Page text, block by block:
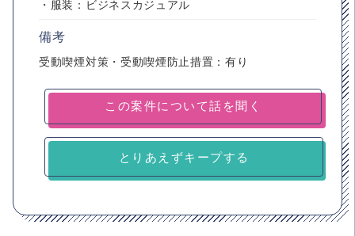
・服装：ビジネスカジュアル
備考
受動喫煙対策・受動喫煙防止措置：有り
とりあえずキープする